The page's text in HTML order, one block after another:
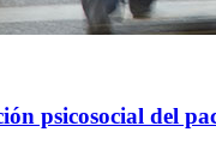
psicosocial del